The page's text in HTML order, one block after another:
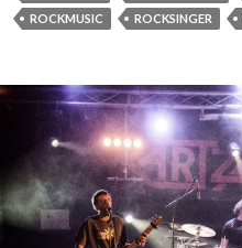
ROCKMUSIC
ROCKSINGER